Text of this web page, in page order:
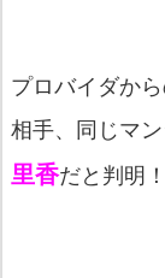
プロバイダか
相手、同じマ
里香だと判明！